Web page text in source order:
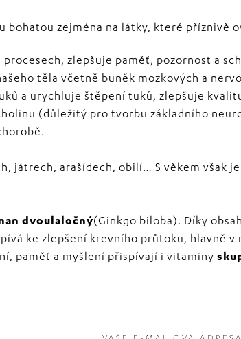
zejména na látky, které příznivě
zlepšuje paměť, pozornost a
těla včetně buněk mozkových a
a urychluje štěpení tuků, zlepšuje
(důležitý pro tvorbu základního
játrech, arašídech, obilí… S věkem však
dvoulaločný(Ginkgo biloba). Díky
ke zlepšení krevního průtoku, hlavně
paměť a myšlení přispívají i vitaminy